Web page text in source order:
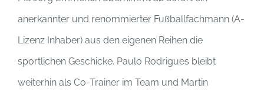
anerkannter und renommierter Fußballfachmann (A-
Lizenz Inhaber) aus den eigenen Reihen die
sportlichen Geschicke. Paulo Rodrigues bleibt
weiterhin als Co-Trainer im Team und Martin